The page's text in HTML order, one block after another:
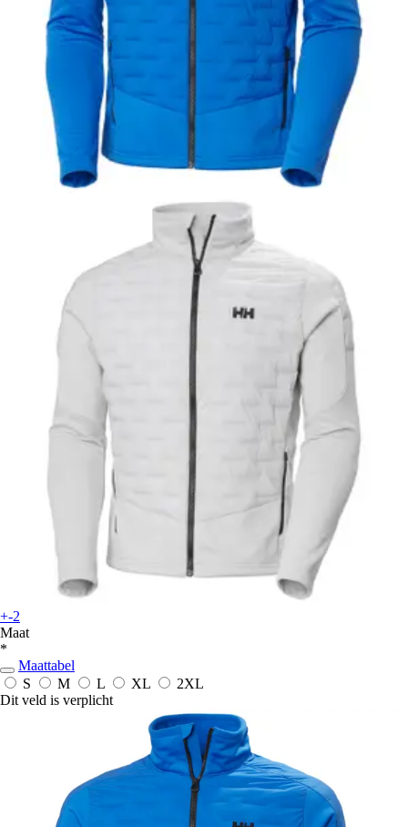
+-2
Maat
*
Maattabel
S
M L XL
2XL
Dit veld is verplicht